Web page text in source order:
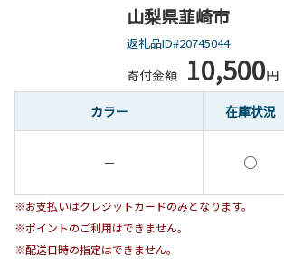
山梨県韮崎市
返礼品ID#20745044
寄付金額 10,500円
カラー
在庫状況
－ ○
※お支払いはクレジットカードのみとなります。
※ポイントのご利用はできません。
※配送日時の指定はできません。